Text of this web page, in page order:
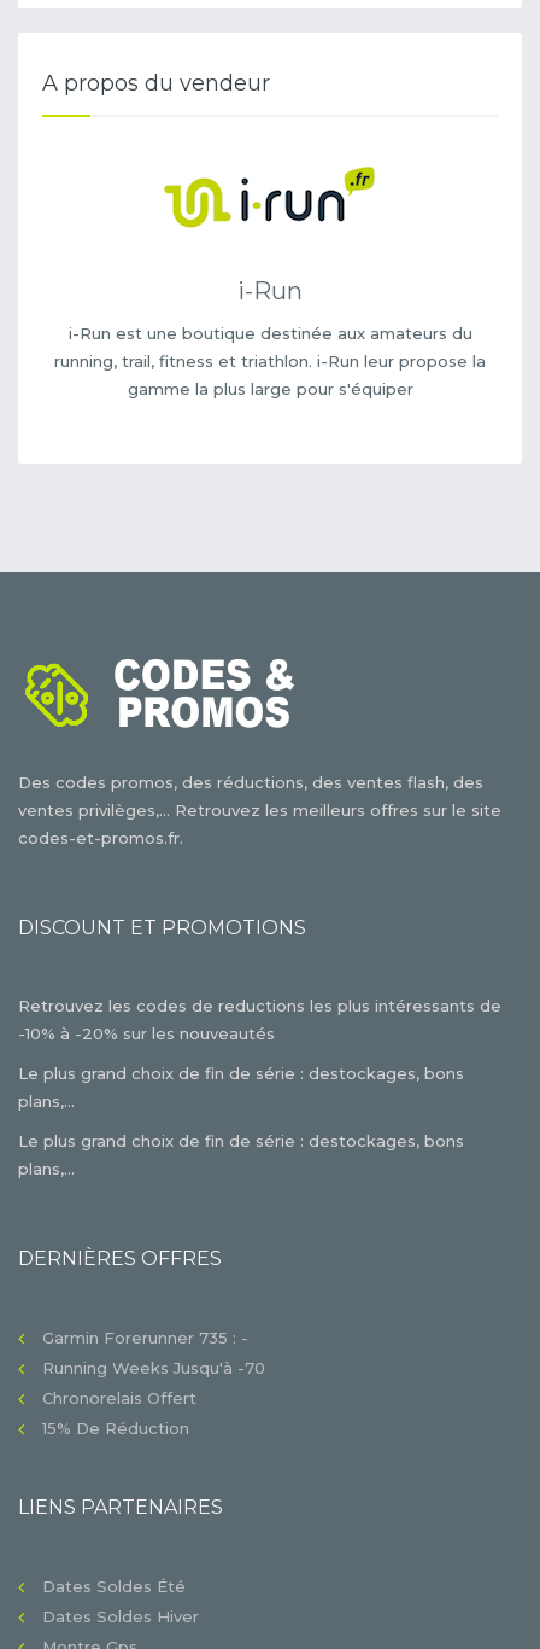
A propos du vendeur
i-Run
i-Run est une boutique destinée aux amateurs du
running, trail, fitness et triathlon. i-Run leur propose la
gamme la plus large pour s'équiper
Des codes promos, des réductions, des ventes flash, des
ventes privilèges,... Retrouvez les meilleurs offres sur le site
codes-et-promos.fr.
DISCOUNT ET PROMOTIONS
Retrouvez les codes de reductions les plus intéressants de
-10% à -20% sur les nouveautés
Le plus grand choix de fin de série : destockages, bons
plans,...
Le plus grand choix de fin de série : destockages, bons
plans,...
DERNIÈRES OFFRES
Garmin Forerunner 735 : -
Running Weeks Jusqu'à -70
Chronorelais Offert
15% De Réduction
LIENS PARTENAIRES
Dates Soldes Été
Dates Soldes Hiver